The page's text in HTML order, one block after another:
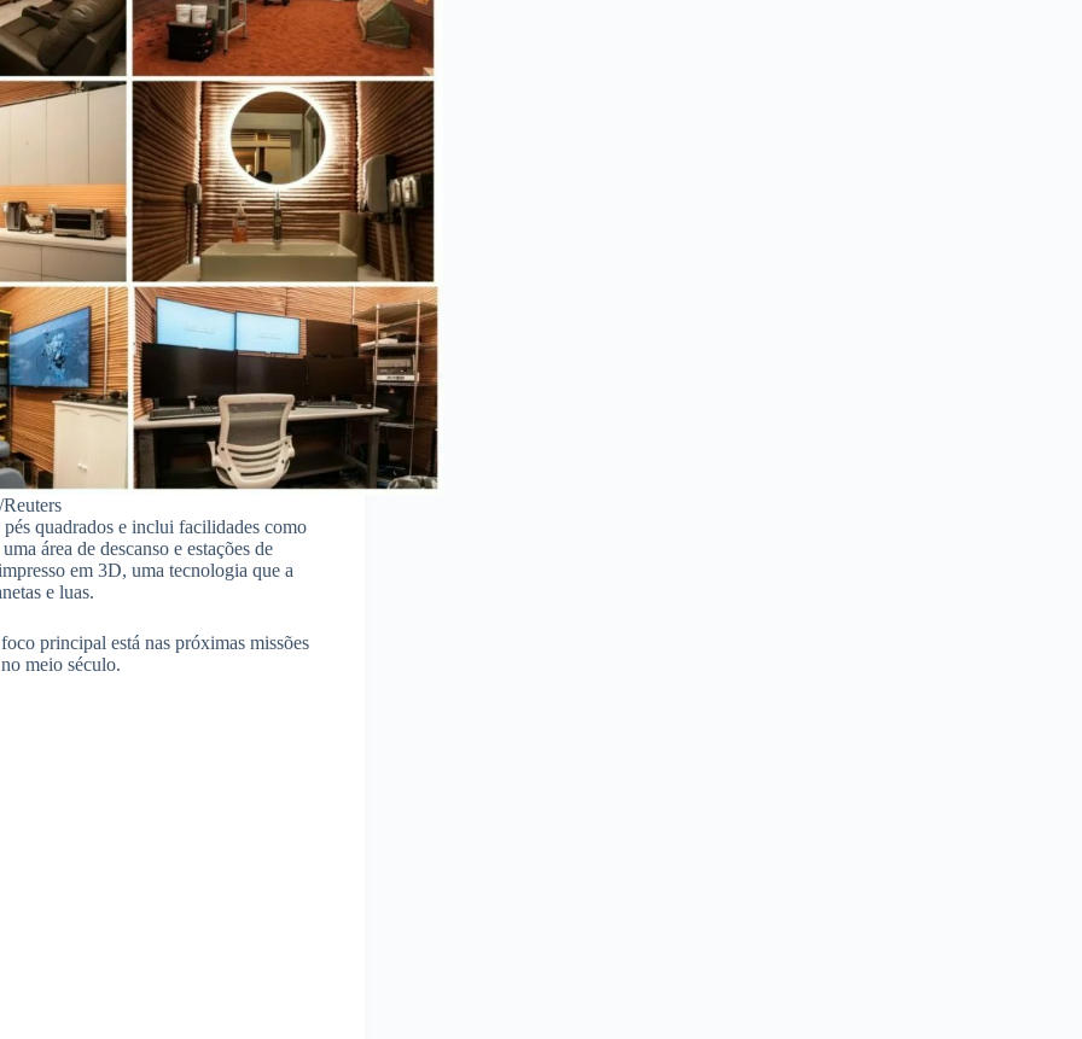
quadrados e inclui facilidades como
área de descanso e estações de
em 3D, uma tecnologia que a
e luas.
principal está nas próximas missões
meio século.